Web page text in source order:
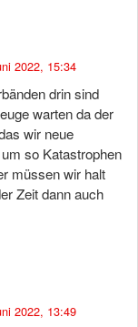
2022, 15:34
drin sind
warten da der
wir neue
so Katastrophen
müssen wir halt
Zeit dann auch
2022, 13:49